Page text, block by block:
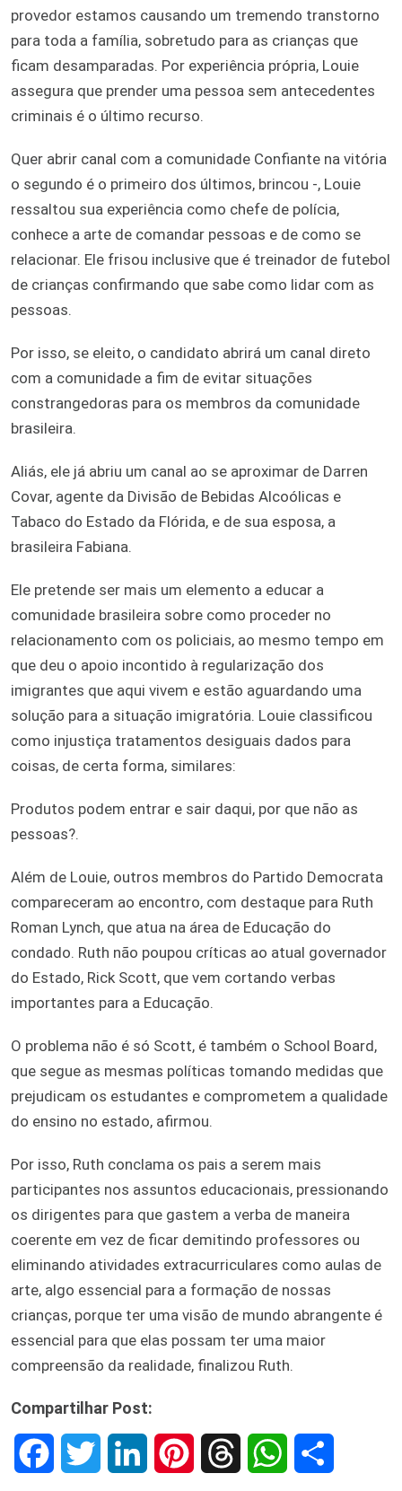
provedor estamos causando um tremendo transtorno
para toda a família, sobretudo para as crianças que
ficam desamparadas. Por experiência própria, Louie
assegura que prender uma pessoa sem antecedentes
criminais é o último recurso.
Quer abrir canal com a comunidade Confiante na vitória
o segundo é o primeiro dos últimos, brincou -, Louie
ressaltou sua experiência como chefe de polícia,
conhece a arte de comandar pessoas e de como se
relacionar. Ele frisou inclusive que é treinador de futebol
de crianças confirmando que sabe como lidar com as
pessoas.
Por isso, se eleito, o candidato abrirá um canal direto
com a comunidade a fim de evitar situações
constrangedoras para os membros da comunidade
brasileira.
Aliás, ele já abriu um canal ao se aproximar de Darren
Covar, agente da Divisão de Bebidas Alcoólicas e
Tabaco do Estado da Flórida, e de sua esposa, a
brasileira Fabiana.
Ele pretende ser mais um elemento a educar a
comunidade brasileira sobre como proceder no
relacionamento com os policiais, ao mesmo tempo em
que deu o apoio incontido à regularização dos
imigrantes que aqui vivem e estão aguardando uma
solução para a situação imigratória. Louie classificou
como injustiça tratamentos desiguais dados para
coisas, de certa forma, similares:
Produtos podem entrar e sair daqui, por que não as
pessoas?.
Além de Louie, outros membros do Partido Democrata
compareceram ao encontro, com destaque para Ruth
Roman Lynch, que atua na área de Educação do
condado. Ruth não poupou críticas ao atual governador
do Estado, Rick Scott, que vem cortando verbas
importantes para a Educação.
O problema não é só Scott, é também o School Board,
que segue as mesmas políticas tomando medidas que
prejudicam os estudantes e comprometem a qualidade
do ensino no estado, afirmou.
Por isso, Ruth conclama os pais a serem mais
participantes nos assuntos educacionais, pressionando
os dirigentes para que gastem a verba de maneira
coerente em vez de ficar demitindo professores ou
eliminando atividades extracurriculares como aulas de
arte, algo essencial para a formação de nossas
crianças, porque ter uma visão de mundo abrangente é
essencial para que elas possam ter uma maior
compreensão da realidade, finalizou Ruth.
Compartilhar Post: